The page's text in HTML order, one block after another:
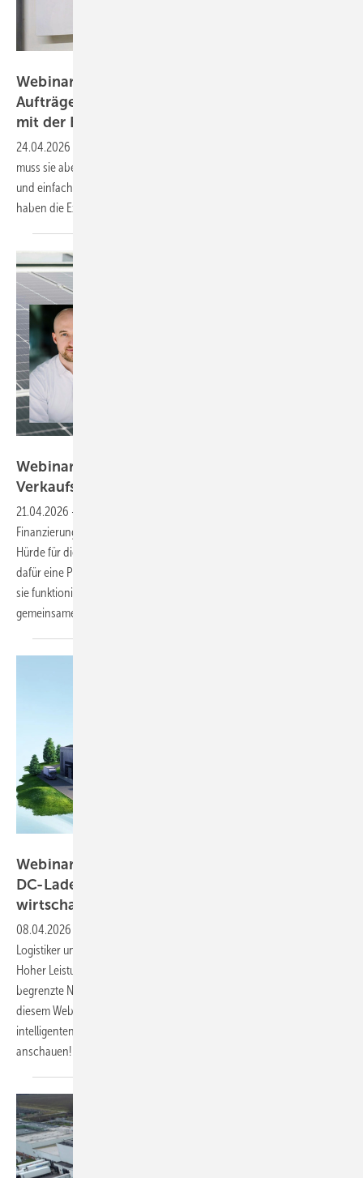
Webinaraufzeichnung: Alte Anlagen, neue
Aufträge – unabhängige Speichernachrüstung
mit der Backup-Box als
24.04.2026
muss sie aber nicht sein. Wie Elektrohandwerker ihre Kunden schnell
und einfach mit Speichern und der Backup-Box ausstatten können,
haben die Experten von Atmoce im gemeinsamen Webinar
Webinaraufzeichnung: Ratenzahlung direkt im
Verkaufsgespräch
21.04.2026 -
Finanzierungslösung können Sie direkt im Verkaufsgespräch eine
Hürde für die Hauseigentümer aus dem Weg räumen. Bees & Bears hat
dafür eine Plattform entwickelt. Welche Vorteile diese bietet und wie
sie funktioniert, erklärte Geschäftsführer Marius Schondelmaier im
gemeinsamen Webinar mit
Webinar: E-LKW-Flotten mit PV, Speicher und
DC-Ladeinfrastruktur intelligent und
wirtschaftlich
08.04.2026
Logistiker und Immobilienbetreiber eine große Herausforderung:
Hoher Leistungsbedarf fürs schnelle Laden von E-Lkw trifft oft auf
begrenzte Netzkapazitäten und wenig Platz auf dem Betriebshof. In
diesem Webinar erfahren Sie, wie Sie diese Hürden mit einer
intelligenten Gesamtlösung meistern. Jetzt die Aufzeichnung
anschauen!